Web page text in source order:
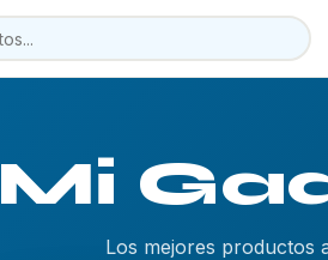
Mi
Los mejores productos